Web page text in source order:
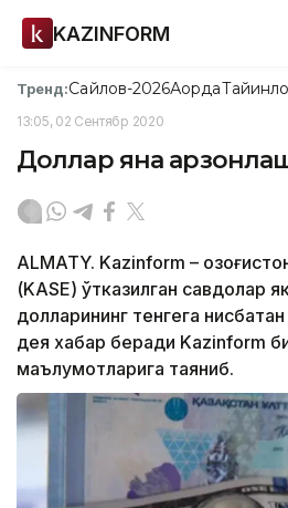
KAZINFORM
Тренд:Сайлов-2026Ақорда
13:05, 02 Сентябр 2020
Доллар яна
ALMATY. Kazinform –
(KASE) ўтказилган савдолар
долларининг тенгега
дея хабар беради Kazinform
маълумотларига таяниб.